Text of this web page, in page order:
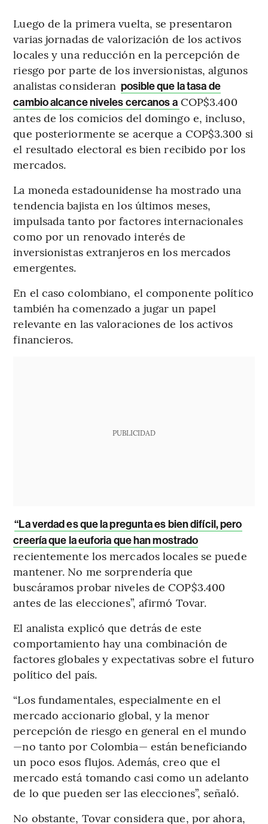
Luego de la primera vuelta, se presentaron
varias jornadas de valorización de los activos
locales y una reducción en la percepción de
riesgo por parte de los inversionistas, algunos
analistas consideran posible que la tasa de
cambio alcance niveles cercanos a COP$3.400
antes de los comicios del domingo e, incluso,
que posteriormente se acerque a COP$3.300 si
el resultado electoral es bien recibido por los
mercados.
La moneda estadounidense ha mostrado una
tendencia bajista en los últimos meses,
impulsada tanto por factores internacionales
como por un renovado interés de
inversionistas extranjeros en los mercados
emergentes.
En el caso colombiano, el componente político
también ha comenzado a jugar un papel
relevante en las valoraciones de los activos
financieros.
PUBLICIDAD
“La verdad es que la pregunta es bien difícil, pero
creería que la euforia que han mostrado
recientemente los mercados locales se puede
mantener. No me sorprendería que
buscáramos probar niveles de COP$3.400
antes de las elecciones”, afirmó Tovar.
El analista explicó que detrás de este
comportamiento hay una combinación de
factores globales y expectativas sobre el futuro
político del país.
“Los fundamentales, especialmente en el
mercado accionario global, y la menor
percepción de riesgo en general en el mundo
—no tanto por Colombia— están beneficiando
un poco esos flujos. Además, creo que el
mercado está tomando casi como un adelanto
de lo que pueden ser las elecciones”, señaló.
No obstante, Tovar considera que, por ahora,